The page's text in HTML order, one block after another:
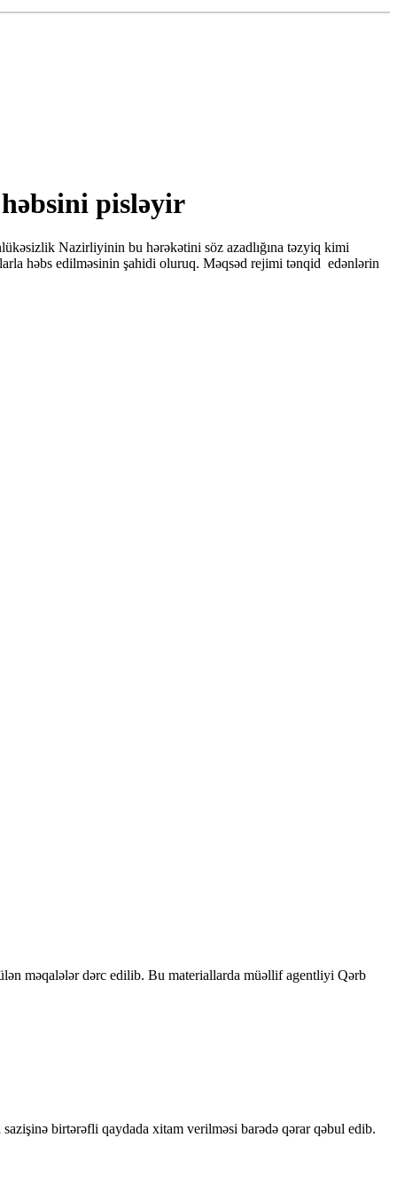
pisləyir
Nazirliyinin bu hərəkətini söz azadlığına təzyiq kimi
həbs edilməsinin şahidi oluruq. Məqsəd rejimi tənqid edənlərin
məqalələr dərc edilib. Bu materiallarda müəllif agentliyi Qərb
birtərəfli qaydada xitam verilməsi barədə qərar qəbul edib.